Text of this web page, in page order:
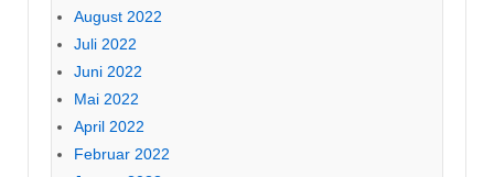
August 2022
Juli 2022
Juni 2022
Mai 2022
April 2022
Februar 2022